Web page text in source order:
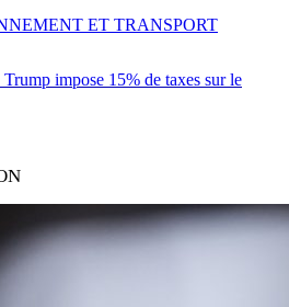
impose 15% de taxes sur le
ET TRANSPORT